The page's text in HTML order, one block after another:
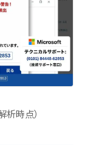
析時点）